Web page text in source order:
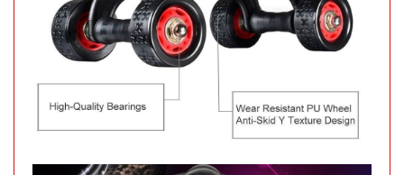
TRẠNG:
CÒN HÀNG
1T,
Cân nặng:
1kg
Đặt